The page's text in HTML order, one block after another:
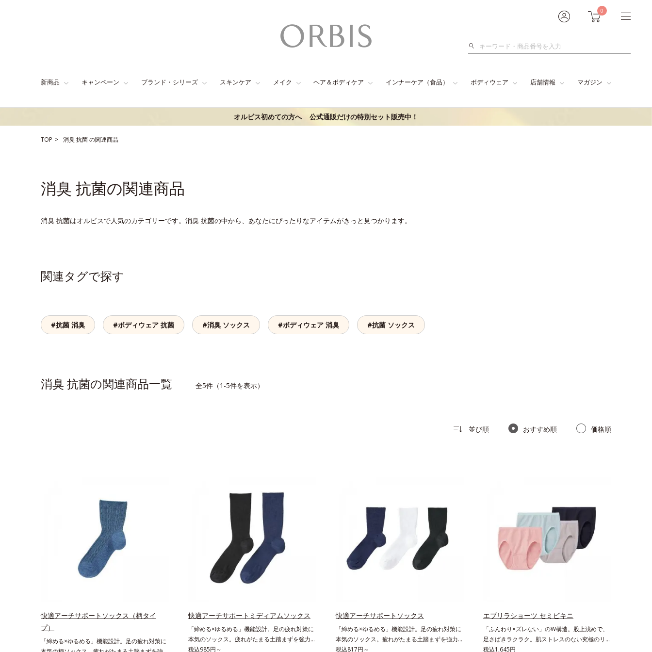
0
検
新商品 キャンペーン ブランド・シリーズ スキンケア メイク ヘア＆ボディケア インナーケア（食品） ボディウェア 店舗情報 マガジン
オルビス初めての方へ 公式通販だけの特別セット販売中！
TOP 消臭抗菌の関連商品
消臭 抗菌の関連商品
消臭 抗菌はオルビスで人気のカテゴリーです。消臭 抗菌の中から、あなたにぴったりなアイテムがきっと見つかります。
関連タグで探す
#抗菌 消臭 #ボディウェア 抗菌 #消臭 ソックス #ボディウェア 消臭 #抗菌 ソックス
消臭 抗菌の関連商品一覧 全5件（1-5件を表示）
並び順 おすすめ順 価格順
快適アーチサポートソックス（柄タイ
プ）
「締める×ゆるめる」機能設計。足の疲れ対策に
快適アーチサポートミディアムソックス
「締める×ゆるめる」機能設計。足の疲れ対策に
本気のソックス。疲れがたまる土踏まずを強力に
サポート足は、思いのほか疲れがたまる場所。毎
税込985円～
快適アーチサポートソックス
「締める×ゆるめる」機能設計。足の疲れ対策に
本気のソックス。疲れがたまる土踏まずを強力に
サポート足は、思いのほか疲れがたまる場所。毎
税込817円～
エブリラショーツ セミビキニ
「ふんわり×ズレない」のW構造。股上浅めで、
足さばきラクラク。肌ストレスのない究極のリラ
ックス感たっぷりの布分量を使った立体設計でヒ
税込1,645円